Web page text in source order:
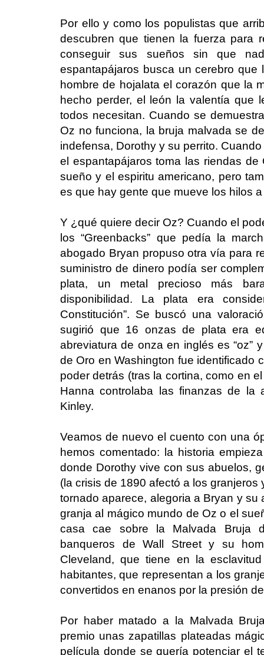
Por ello y como los populistas que
descubren que tienen la fuerza para
conseguir sus sueños sin que
espantapájaros busca un cerebro
hombre de hojalata el corazón que la
hecho perder, el león la valentía que
todos necesitan. Cuando se
Oz no funciona, la bruja malvada se
indefensa, Dorothy y su perrito.
el espantapájaros toma las riendas
sueño y el espiritu americano, pero
es que hay gente que mueve los hilos
Y ¿qué quiere decir Oz? Cuando el
los “Greenbacks” que pedía la
abogado Bryan propuso otra vía para
suministro de dinero podía ser
plata, un metal precioso más
disponibilidad. La plata era
Constitución”. Se buscó una
sugirió que 16 onzas de plata era
abreviatura de onza en inglés es “oz”
de Oro en Washington fue identificado
poder detrás (tras la cortina, como en
Hanna controlaba las finanzas de la
Kinley.
Veamos de nuevo el cuento con una
hemos comentado: la historia
donde Dorothy vive con sus abuelos,
(la crisis de 1890 afectó a los
tornado aparece, alegoria a Bryan y
granja al mágico mundo de Oz o el
casa cae sobre la Malvada Bruja
banqueros de Wall Street y su
Cleveland, que tiene en la
habitantes, que representan a los
convertidos en enanos por la presión
Por haber matado a la Malvada
premio unas zapatillas plateadas
película donde se quería potenciar el